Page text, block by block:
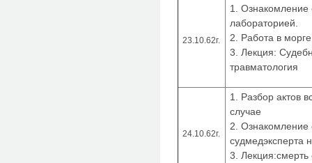
23.10.62г.
1. Ознакомление
лабораторией.
2. Работа в
3. Лекция:
травматология
24.10.62г.
1. Разбор актов
случае
2. Ознакомление
судмедэксперта
3.